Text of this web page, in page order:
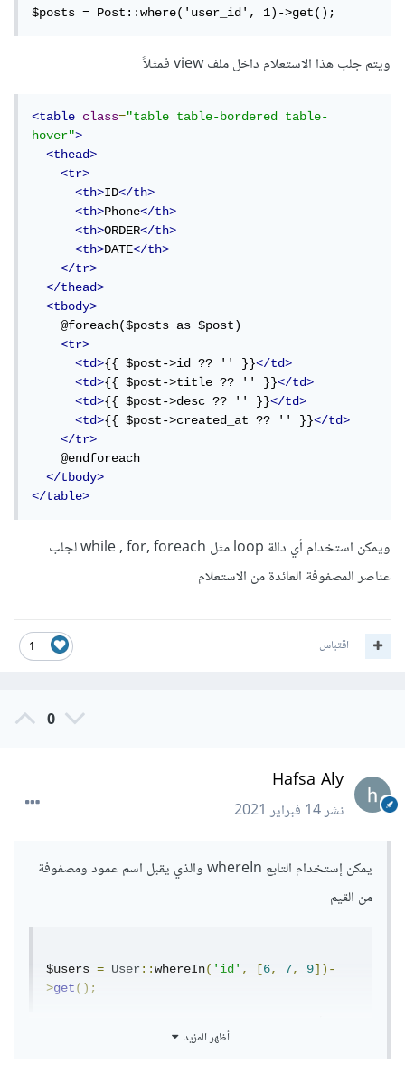
$posts = Post::where('user_id', 1)->get();
ويتم جلب هذا الاستعلام داخل ملف view فمثلاً
<table class="table table-bordered table-
hover">
<thead>
<tr>
<th>ID</th>
<th>Phone</th>
<th>ORDER</th>
<th>DATE</th>
</tr>
</thead>
<tbody>
    @foreach($posts as $post)
<tr>
<td>{{ $post->id ?? '' }}</td>
<td>{{ $post->title ?? '' }}</td>
<td>{{ $post->desc ?? '' }}</td>
<td>{{ $post->created_at ?? '' }}</td>
</tr>
    @endforeach
</tbody>
</table>
ويمكن استخدام أي دالة loop مثل while , for, foreach لجلب
عناصر المصفوفة العائدة من الاستعلام
1 اقتباس
0
Hafsa Aly
نشر14 فبراير 2021
يمكن إستخدام التابع whereIn والذي يقبل اسم عمود ومصفوفة
من القيم
$users = User::whereIn('id', [6, 7, 9])-
>get();
أظهر المزيد